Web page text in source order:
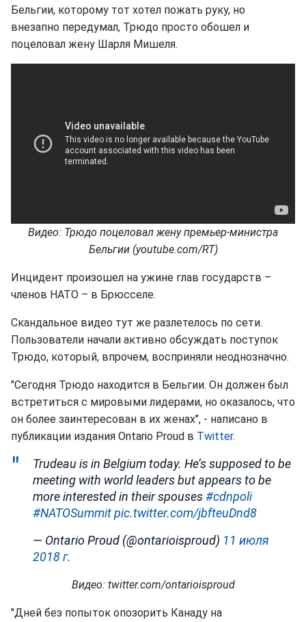
Бельгии, которому тот хотел пожать руку, но
внезапно передумал, Трюдо просто обошел и
поцеловал жену Шарля Мишеля.
Видео: Трюдо поцеловал жену премьер-министра
Бельгии (youtube.com/RT)
Инцидент произошел на ужине глав государств –
членов НАТО – в Брюсселе.
Скандальное видео тут же разлетелось по сети.
Пользователи начали активно обсуждать поступок
Трюдо, который, впрочем, восприняли неоднозначно.
"Сегодня Трюдо находится в Бельгии. Он должен был
встретиться с мировыми лидерами, но оказалось, что
он более заинтересован в их женах", - написано в
публикации издания Ontario Proud в Twitter.
Trudeau is in Belgium today. He’s supposed to be
meeting with world leaders but appears to be
more interested in their spouses#cdnpoli
#NATOSummitpic.twitter.com/jbfteuDnd8
— Ontario Proud (@ontarioisproud) 11 июля
2018 г.
Видео: twitter.com/ontarioisproud
"Дней без попыток опозорить Канаду на